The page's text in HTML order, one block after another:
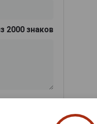
2000 знаков